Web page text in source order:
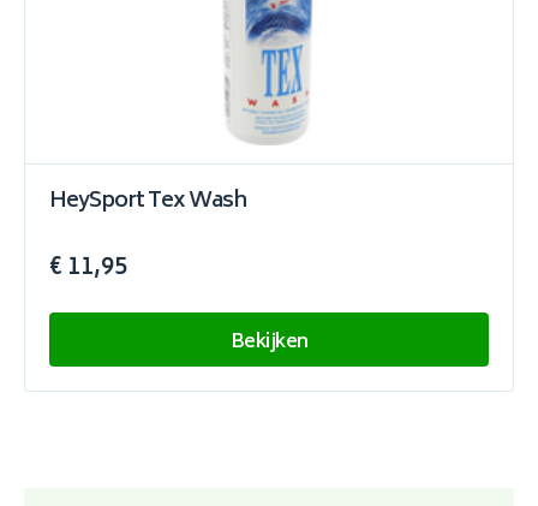
HeySport Tex Wash
€ 11,95
Bekijken